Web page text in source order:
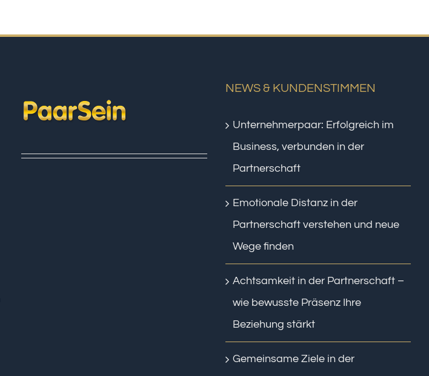
NEWS & KUNDENSTIMMEN
Unternehmerpaar: Erfolgreich im
Business, verbunden in der
Partnerschaft
Emotionale Distanz in der
Partnerschaft verstehen und neue
Wege finden
Achtsamkeit in der Partnerschaft –
wie bewusste Präsenz Ihre
Beziehung stärkt
Gemeinsame Ziele in der